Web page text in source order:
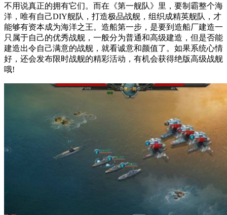
不用说真正的拥有它们。而在《第一舰队》里，要制霸整个海
洋，唯有自己DIY舰队，打造极品战舰，组织成精英舰队，才
能够有资本成为海洋之王。造船第一步，是要到造船厂建造一
只属于自己的优秀战舰，一般分为普通和高级建造，但是否能
建造出令自己满意的战舰，就看诚意和颜值了。如果系统心情
好，还会发布限时战舰的精彩活动，有机会获得绝版高级战舰
哦!